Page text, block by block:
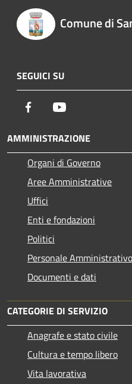
Comune di
SEGUICI SU
Facebook
AMMINISTRAZIONE
Organi di Governo
Aree Amministrative
Uffici
Enti e fondazioni
Politici
Personale Amministrativo
Documenti e dati
CATEGORIE DI SERVIZIO
Anagrafe e stato civile
Cultura e tempo libero
Vita lavorativa